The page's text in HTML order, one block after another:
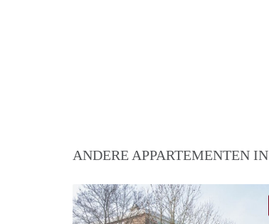
ANDERE APPARTEMENTEN IN